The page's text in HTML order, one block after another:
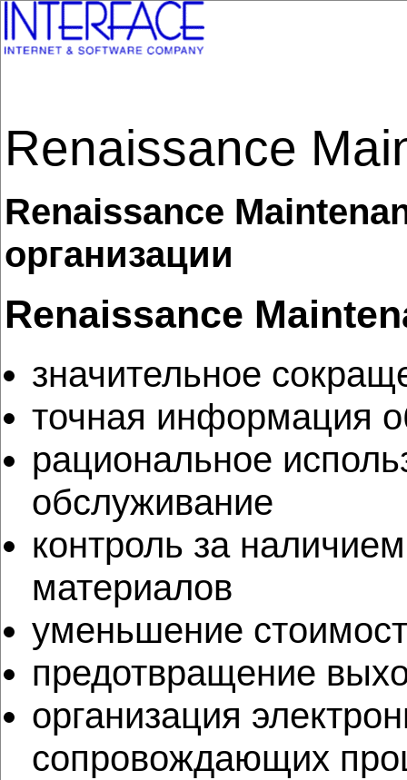
Renaissance
Renaissance
организации
Renaissance
значительное
точная информация
рациональное
обслуживание
контроль за
материалов
уменьшение
предотвращение
организация
сопровождающих